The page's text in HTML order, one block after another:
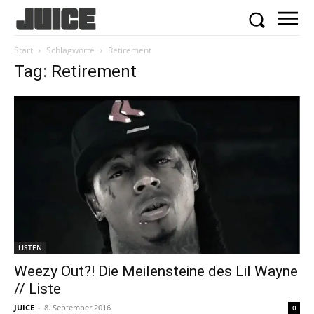
Start Schlagworte Retirement
Tag: Retirement
LISTEN
Weezy Out?! Die Meilensteine des Lil Wayne
// Liste
JUICE - 8. September 2016 0